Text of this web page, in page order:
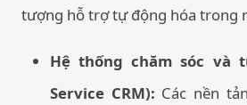
tượng hỗ trợ tự động hóa trong
Hệ thống chăm sóc và
Service CRM): Các nền